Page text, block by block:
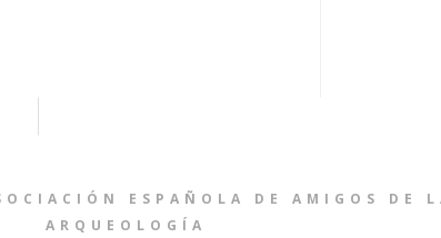
ESPAÑOLA DE AMIGOS DE
ARQUEOLOGÍA